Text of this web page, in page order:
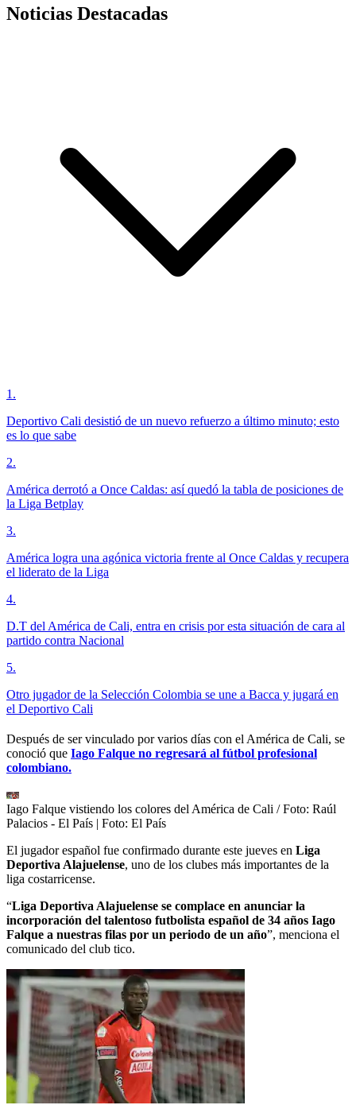
Noticias Destacadas
1 .
Deportivo Cali desistió de un nuevo refuerzo a último minuto; esto
es lo que sabe
2.
América derrotó a Once Caldas: así quedó la tabla de posiciones de
la Liga Betplay
3.
América logra una agónica victoria frente al Once Caldas y recupera
el liderato de la Liga
4.
D.T del América de Cali, entra en crisis por esta situación de cara al
partido contra Nacional
5.
Otro jugador de la Selección Colombia se une a Bacca y jugará en
el Deportivo Cali
Después de ser vinculado por varios días con el América de Cali, se
conoció que Iago Falque no regresará al fútbol profesional
colombiano.
Iago Falque vistiendo los colores del América de Cali / Foto: Raúl
Palacios - El País | Foto: El País
El jugador español fue confirmado durante este jueves en Liga
Deportiva Alajuelense, uno de los clubes más importantes de la
liga costarricense.
“Liga Deportiva Alajuelense se complace en anunciar la
incorporación del talentoso futbolista español de 34 años Iago
Falque a nuestras filas por un periodo de un año”, menciona el
comunicado del club tico.